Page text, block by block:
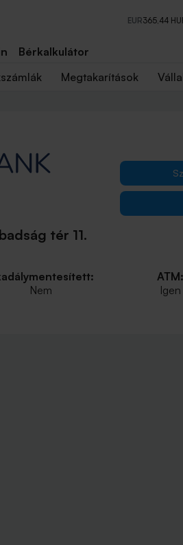
EUR365,44
Bérkalkulátor
Megtakarítások
tér 11.
Nem
ATM:
Igen